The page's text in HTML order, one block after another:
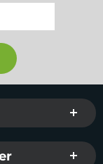
länkar